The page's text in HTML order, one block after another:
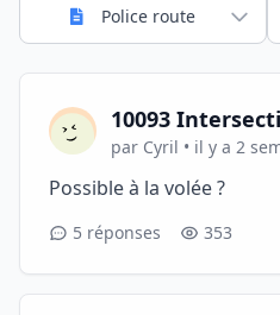
Police route
10093
par Cyril • il y a 2
Possible à la volée ?
5 réponses 353